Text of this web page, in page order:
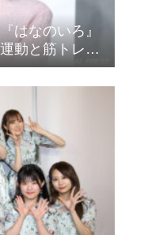
はなのいろ』
動と筋トレを